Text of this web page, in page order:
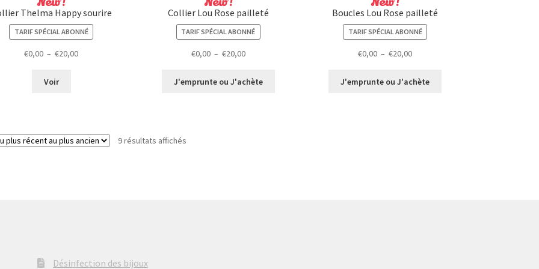
Thelma Happy sourire
TARIF SPÉCIAL ABONNÉ
€0,00 – €20,00Plage
Voir
Collier Lou Rose pailleté
TARIF SPÉCIAL ABONNÉ
€0,00 – €20,00Plage
prix :
J'emprunte ou J'achète
Boucles Lou Rose pailleté
TARIF SPÉCIAL ABONNÉ
€0,00 – €20,00Plage
prix :
J'emprunte ou J'achète
9 résultats affichésTrié
Désinfection des bijoux